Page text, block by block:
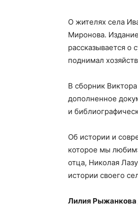
О жителях села
Миронова.
рассказывается о
поднимал
В сборник
дополненное
и
Об истории и
которое мы
отца, Николая
истории своего
Лилия Рыжанкова